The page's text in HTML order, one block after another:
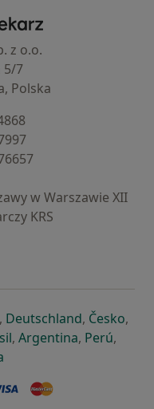
- Strona główna
z o.o.
5/7
Polska
w Warszawie XII
KRS
karcie
się w nowej karcie
się w nowej
, Deutschlandotwiera się
, Česko,
karcie
w nowej karcie
się w nowej karcie
otwiera się w nowej
, Argentinaotwiera się
, Perú,